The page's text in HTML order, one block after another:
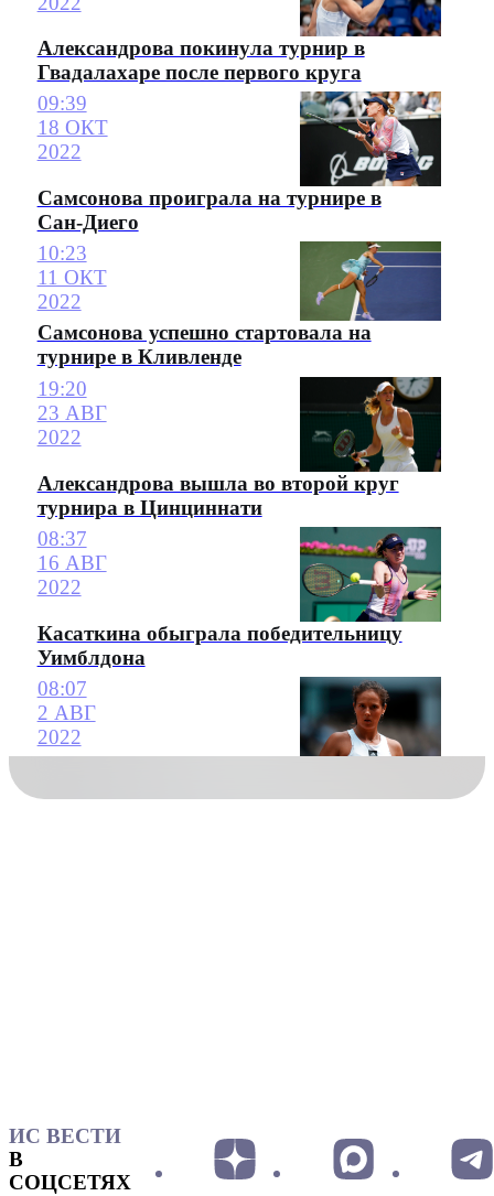
Александрова покинула турнир в
Гвадалахаре после первого круга
09:39
18 ОКТ
2022
Самсонова проиграла на турнире в
Сан-Диего
10:23
11 ОКТ
2022
Самсонова успешно стартовала на
турнире в Кливленде
19:20
23 АВГ
2022
Александрова вышла во второй круг
турнира в Цинциннати
08:37
16 АВГ
2022
Касаткина обыграла победительницу
Уимблдона
08:07
2 АВГ
2022
ИС ВЕСТИ
В
СОЦСЕТЯХ